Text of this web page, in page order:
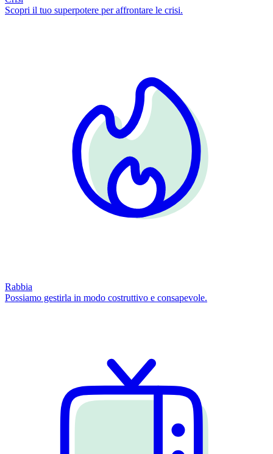
Scopri il tuo superpotere per affrontare le crisi.
Rabbia
Possiamo gestirla in modo costruttivo e consapevole.